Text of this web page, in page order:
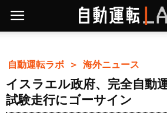
自動運転ラボ ＞ 海外ニュース
イスラエル政府、完全自動
試験走行にゴーサイン